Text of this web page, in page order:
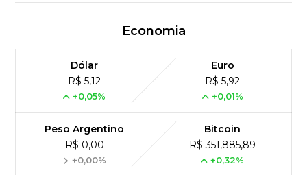
Economia
Dólar
R$ 5,12
+0,05%
Euro
R$ 5,92
+0,01%
Peso Argentino
R$ 0,00
+0,00%
Bitcoin
R$ 351,885,89
+0,32%